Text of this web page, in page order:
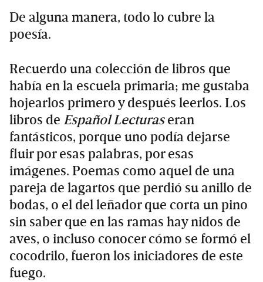
De alguna manera, todo lo cubre la
poesía.
Recuerdo una colección de libros que
había en la escuela primaria; me gustaba
hojearlos primero y después leerlos. Los
libros de Español Lecturaseran
fantásticos, porque uno podía dejarse
fluir por esas palabras, por esas
imágenes. Poemas como aquel de una
pareja de lagartos que perdió su anillo de
bodas, o el del leñador que corta un pino
sin saber que en las ramas hay nidos de
aves, o incluso conocer cómo se formó el
cocodrilo, fueron los iniciadores de este
fuego.